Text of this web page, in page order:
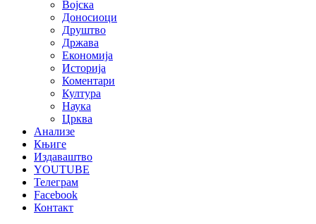
Војска
Доносиоци
Друштво
Држава
Економија
Историја
Коментари
Култура
Наука
Црква
Анализе
Књиге
Издаваштво
YOUTUBE
Телеграм
Facebook
Контакт